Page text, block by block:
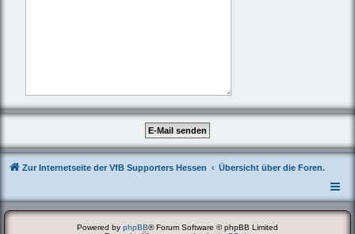
Zur Internetseite der VfB Supporters Hessen Übersicht über die Foren.
Powered by phpBB® Forum Software © phpBB Limited